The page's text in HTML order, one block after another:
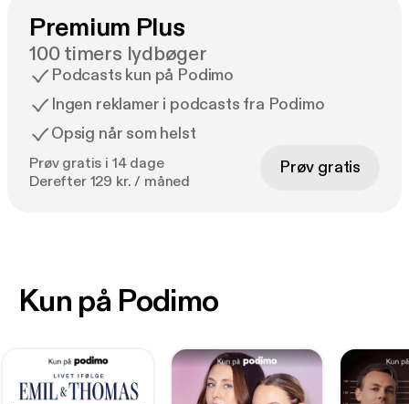
Premium Plus
100 timers lydbøger
Podcasts kun på Podimo
Ingen reklamer i podcasts fra Podimo
Opsig når som helst
Prøv gratis i 14 dage
Derefter 129 kr. / måned
Prøv gratis
Kun på Podimo